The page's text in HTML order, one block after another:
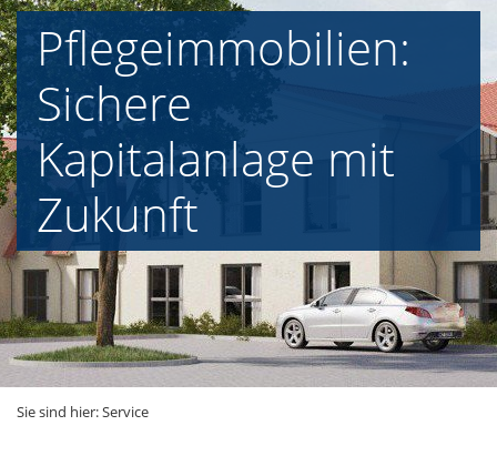
Pflegeimmobilien:
Sichere
Kapitalanlage mit
Zukunft
Sie sind hier:Service